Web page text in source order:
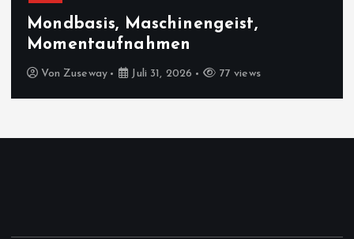
Mondbasis, Maschinengeist,
Momentaufnahmen
Von Zuseway Juli 31, 2026 77 views